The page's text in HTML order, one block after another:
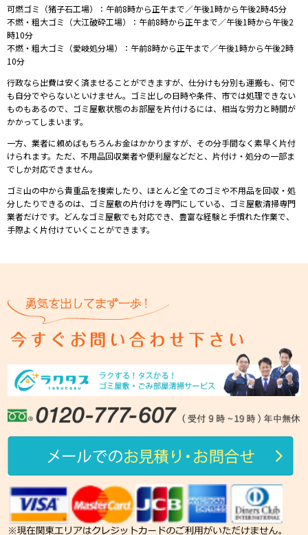
可燃ゴミ（猪子石工場）：午前8時から正午まで／午後1時から午後2時45分
不燃・粗大ゴミ（大江破砕工場）：午前8時から正午まで／午後1時から午後2
時10分
不燃・粗大ゴミ（愛岐処分場）：午前8時から正午まで／午後1時から午後2時
10分
⾏政なら出費は安く済ませることができますが、仕分けも分別も運搬も、何で
も⾃分でやらないといけません。ゴミ出しの⽇時や条件、市では処理できない
ものもあるので、ゴミ屋敷状態のお部屋を⽚付けるには、相当な労⼒と時間が
かかってしまいます。
⼀⽅、業者に頼めばもちろんお⾦はかかりますが、その分⼿間なく素早く⽚付
けられます。ただ、不⽤品回収業者や便利屋などだと、⽚付け・処分の⼀部ま
でしか対応できません。
ゴミ⼭の中から貴重品を捜索したり、ほとんど全てのゴミや不⽤品を回収・処
分したりできるのは、ゴミ屋敷の⽚付けを専⾨にしている、ゴミ屋敷清掃専⾨
業者だけです。どんなゴミ屋敷でも対応でき、豊富な経験と⼿慣れた作業で、
⼿際よく⽚付けていくことができます。